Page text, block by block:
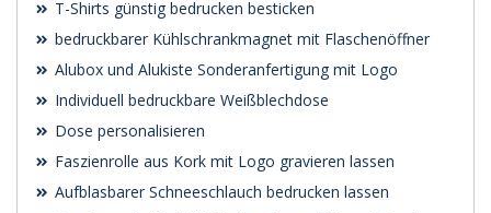
T-Shirts günstig bedrucken besticken
bedruckbarer Kühlschrankmagnet mit Flaschenöffner
Alubox und Alukiste Sonderanfertigung mit Logo
Individuell bedruckbare Weißblechdose
Dose personalisieren
Faszienrolle aus Kork mit Logo gravieren lassen
Aufblasbarer Schneeschlauch bedrucken lassen